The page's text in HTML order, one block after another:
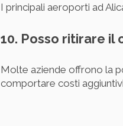
I principali aeroporti ad
10. Posso ritirare
Molte aziende offrono la
comportare costi